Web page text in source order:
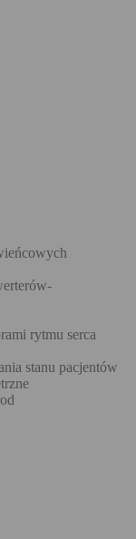
rytmu serca
stanu pacjentów